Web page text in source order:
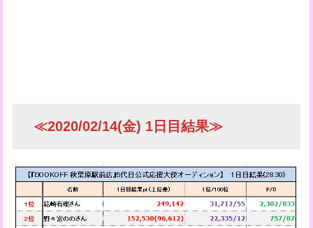
≪2020/02/14(金) 1日目結果≫